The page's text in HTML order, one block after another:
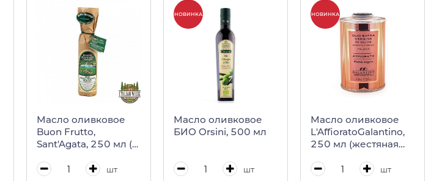
Масло оливковое
Buon Frutto,
Sant'Agata, 250 мл (в
шт
НОВИНКА
Масло оливковое
БИО Orsini, 500 мл
шт
НОВИНКА
Масло оливковое
L'AffioratoGalantino,
250 мл (жестяная
шт